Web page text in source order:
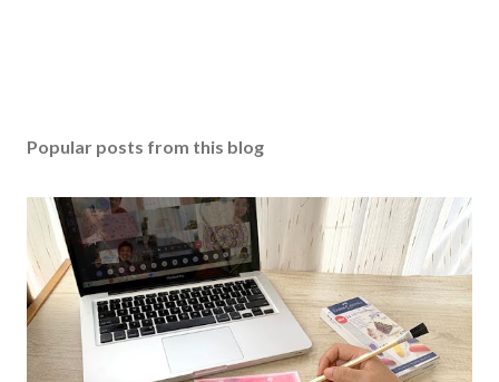
Popular posts from this blog